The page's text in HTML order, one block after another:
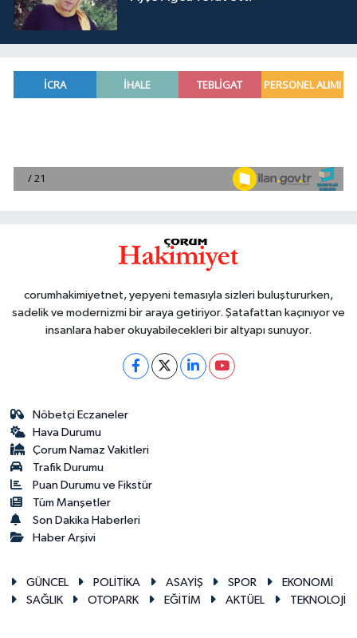
corumhakimiyetnet, yepyeni temasıyla sizleri buluştururken,
sadelik ve modernizmi bir araya getiriyor. Şatafattan kaçınıyor ve
insanlara haber okuyabilecekleri bir altyapı sunuyor.
Nöbetçi Eczaneler
Hava Durumu
Çorum Namaz Vakitleri
Trafik Durumu
Puan Durumu ve Fikstür
Tüm Manşetler
Son Dakika Haberleri
Haber Arşivi
GÜNCEL POLİTİKA ASAYİŞ SPOR
EKONOMİ
SAĞLIK
OTOPARK EĞİTİM AKTÜEL TEKNOLOJİ